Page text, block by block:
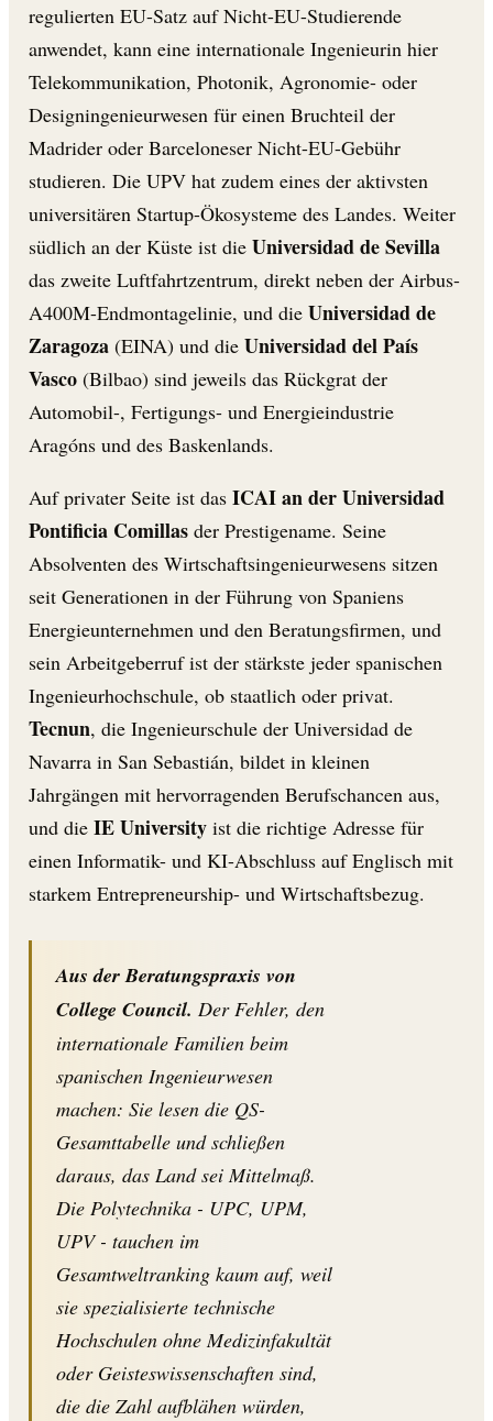
regulierten EU-Satz auf Nicht-EU-Studierende
anwendet, kann eine internationale Ingenieurin hier
Telekommunikation, Photonik, Agronomie- oder
Designingenieurwesen für einen Bruchteil der
Madrider oder Barceloneser Nicht-EU-Gebühr
studieren. Die UPV hat zudem eines der aktivsten
universitären Startup-Ökosysteme des Landes. Weiter
südlich an der Küste ist die Universidad de Sevilla
das zweite Luftfahrtzentrum, direkt neben der Airbus-
A400M-Endmontagelinie, und die Universidad de
Zaragoza (EINA) und die Universidad del País
Vasco (Bilbao) sind jeweils das Rückgrat der
Automobil-, Fertigungs- und Energieindustrie
Aragóns und des Baskenlands.
Auf privater Seite ist das ICAI an der Universidad
Pontificia Comillas der Prestigename. Seine
Absolventen des Wirtschaftsingenieurwesens sitzen
seit Generationen in der Führung von Spaniens
Energieunternehmen und den Beratungsfirmen, und
sein Arbeitgeberruf ist der stärkste jeder spanischen
Ingenieurhochschule, ob staatlich oder privat.
Tecnun, die Ingenieurschule der Universidad de
Navarra in San Sebastián, bildet in kleinen
Jahrgängen mit hervorragenden Berufschancen aus,
und die IE University ist die richtige Adresse für
einen Informatik- und KI-Abschluss auf Englisch mit
starkem Entrepreneurship- und Wirtschaftsbezug.
Aus der Beratungspraxis von
College Council. Der Fehler, den
internationale Familien beim
spanischen Ingenieurwesen
machen: Sie lesen die QS-
Gesamttabelle und schließen
daraus, das Land sei Mittelmaß.
Die Polytechnika - UPC, UPM,
UPV - tauchen im
Gesamtweltranking kaum auf, weil
sie spezialisierte technische
Hochschulen ohne Medizinfakultät
oder Geisteswissenschaften sind,
die die Zahl aufblähen würden,